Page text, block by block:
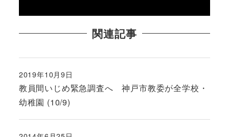
関連記事
教員間いじめ緊急調査へ 神戸市教委が全学校・
幼稚園 (10/9)
投稿日
2019年10月9日